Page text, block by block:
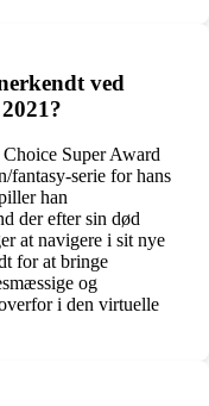
ved
Super Award
fantasy-serie for hans
han
der efter sin død
at navigere i sit nye
for at bringe
og
i den virtuelle